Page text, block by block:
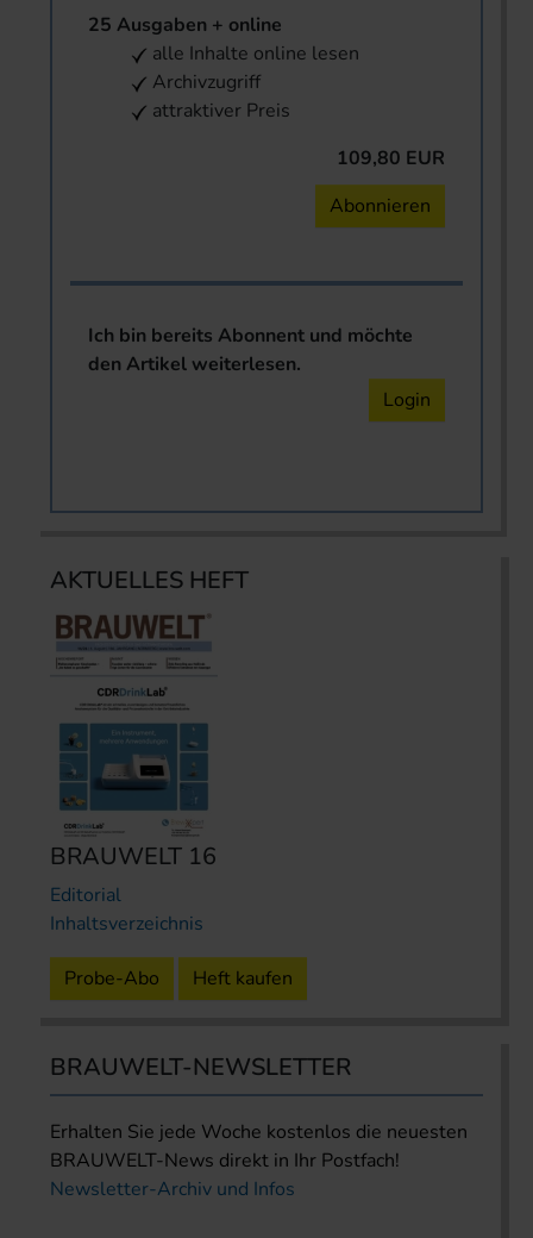
25 Ausgaben + online
alle Inhalte online lesen
Archivzugriff
attraktiver Preis
109,80 EUR
Abonnieren
Ich bin bereits Abonnent und möchte
den Artikel weiterlesen.
Login
AKTUELLES HEFT
BRAUWELT 16
Editorial
Inhaltsverzeichnis
Probe-Abo Heft kaufen
BRAUWELT-NEWSLETTER
Erhalten Sie jede Woche kostenlos die neuesten
BRAUWELT-News direkt in Ihr Postfach!
Newsletter-Archiv und Infos